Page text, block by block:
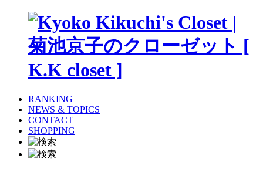
RANKING
NEWS & TOPICS
CONTACT
SHOPPING